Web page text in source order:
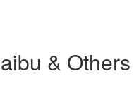
& Others